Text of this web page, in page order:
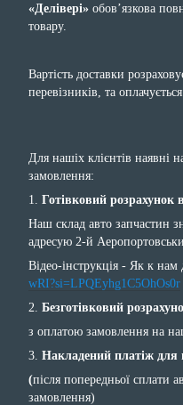
«Делівері» обов’язкова
товару.
Вартість доставки
перевізників, та
Для нашіх клієнтів наявні
замовлення:
1. Готівковий розрахунок
Наш склад авто запчастин
адресую 2-й
Відео-інструкція - Як к нам
wRI?si=LPQEyhg1C5OhOs0r
2. Безготівковий
з оплатою замовлення на
3. Накладений платіж
(після попередньої сплати
замовлення)